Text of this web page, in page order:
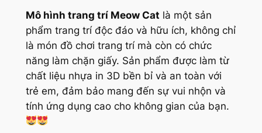
Mô hình trang trí Meow Cat là một sản
phẩm trang trí độc đáo và hữu ích, không chỉ
là món đồ chơi trang trí mà còn có chức
năng làm chặn giấy. Sản phẩm được làm từ
chất liệu nhựa in 3D bền bỉ và an toàn với
trẻ em, đảm bảo mang đến sự vui nhộn và
tính ứng dụng cao cho không gian của bạn.